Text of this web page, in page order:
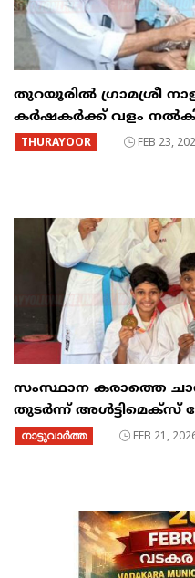
തുറയൂരിൽ ഗ്രാമശ്രീ
കർഷകർക്ക് വളം
THURAYOOR FEB 23,
സംസ്ഥാന കരാത്തെ
തുടർന്ന് അൾട്ടിമെക്സ്
നാട്ടുവാര്‍ത്ത FEB 21,